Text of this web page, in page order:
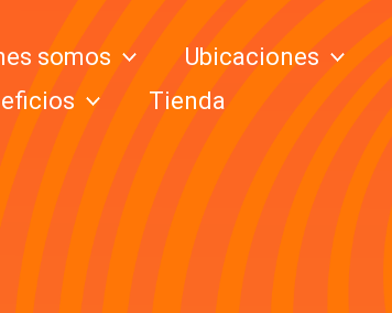
somos Ubicaciones
Tienda